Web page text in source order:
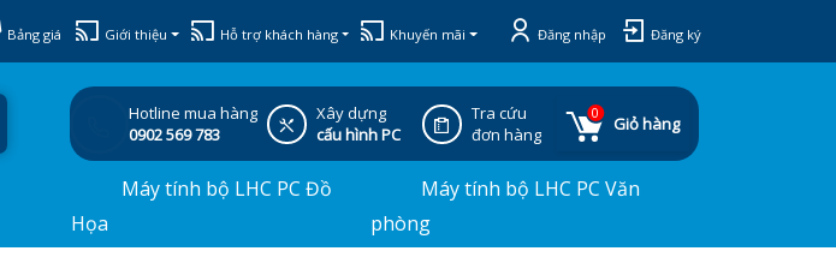
Bảng giá Giới thiệu Hỗ trợ khách hàng Khuyến mãi Đăng nhập Đăng ký
Hotline mua hàng
0902 569 783
Xây dựng
cấu hình PC
Tra cứu
đơn hàng
0
Giỏ hàng
Máy tính bộ LHC PC Đồ
Họa
Máy tính bộ LHC PC Văn
phòng